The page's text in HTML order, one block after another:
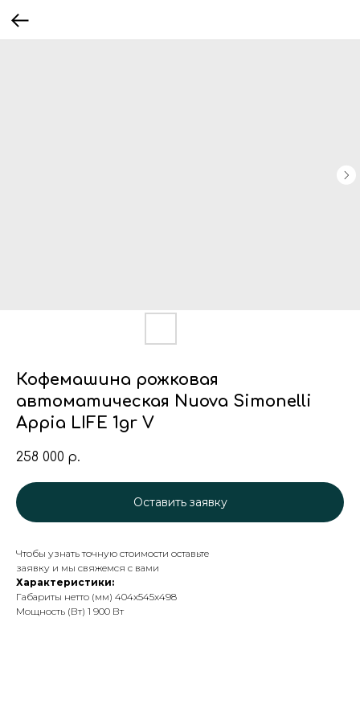
Кофемашина рожковая
автоматическая Nuova Simonelli
Appia LIFE 1gr V
258 000 р.
Оставить заявку
Чтобы узнать точную стоимости оставьте
заявку и мы свяжемся с вами
Характеристики:
Габариты нетто (мм) 404x545x498
Мощность (Вт) 1 900 Вт